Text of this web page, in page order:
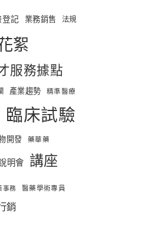
記 業務銷售 法規
絮
服務據點
產業趨勢 精準醫療
臨床試驗
開發 藥華藥
明會 講座
事務 醫藥學術專員
銷